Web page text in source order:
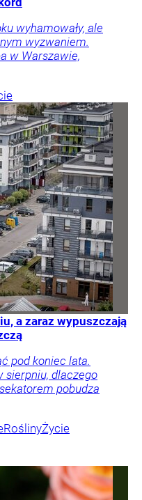
wyhamowały, ale
wyzwaniem.
w Warszawie,
a zaraz wypuszczają
pod koniec lata.
sierpniu, dlaczego
pobudza
RoślinyŻycie